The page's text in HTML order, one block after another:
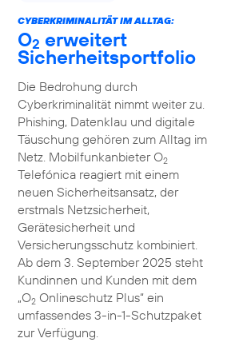
CYBERKRIMINALITÄT IM ALLTAG:
O2 erweitert
Sicherheitsportfolio
Die Bedrohung durch
Cyberkriminalität nimmt weiter zu.
Phishing, Datenklau und digitale
Täuschung gehören zum Alltag im
Netz. Mobilfunkanbieter O2
Telefónica reagiert mit einem
neuen Sicherheitsansatz, der
erstmals Netzsicherheit,
Gerätesicherheit und
Versicherungsschutz kombiniert.
Ab dem 3. September 2025 steht
Kundinnen und Kunden mit dem
„O2Onlineschutz Plus“ ein
umfassendes 3-in-1-Schutzpaket
zur Verfügung.